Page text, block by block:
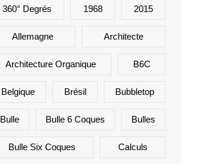
360° Degrés 1968 2015
Allemagne Architecte
Architecture Organique B6C
Belgique Brésil Bubbletop
Bulle Bulle 6 Coques Bulles
Bulle Six Coques Calculs